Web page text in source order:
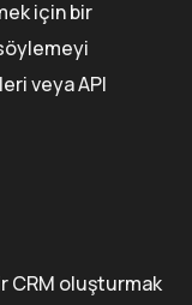
için bir
veya API
CRM oluşturmak